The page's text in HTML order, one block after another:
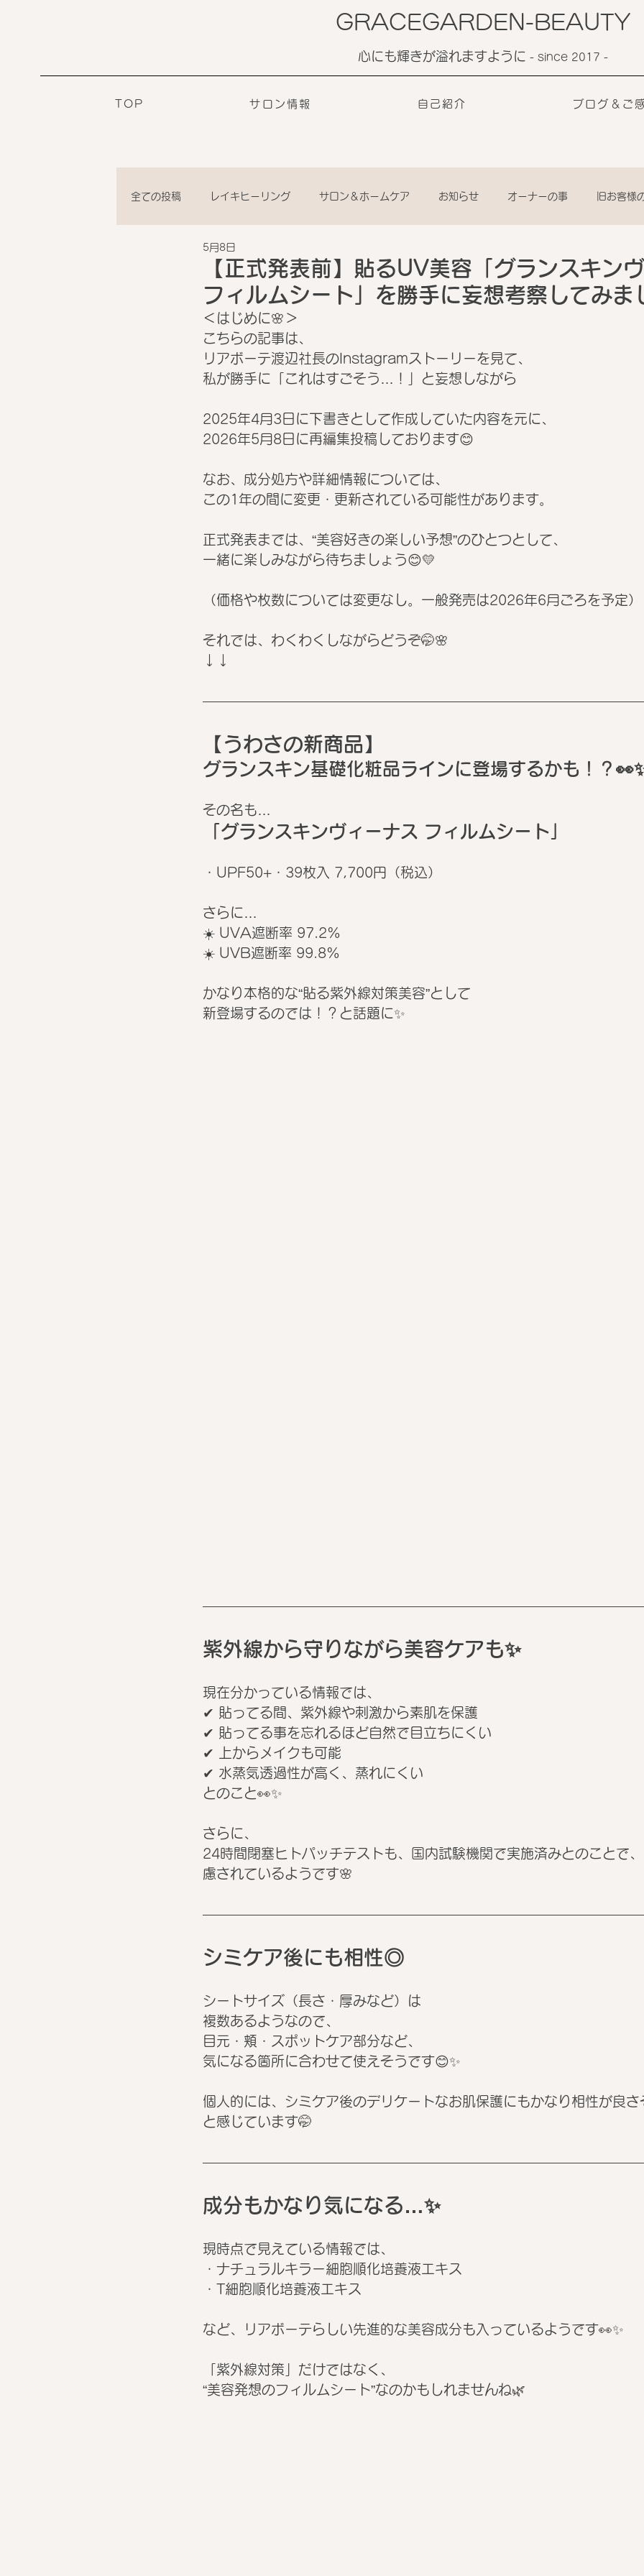
GRACEGARDEN-BEAUTY
心にも輝きが溢れますように ​- since 2017 -
TOP サロン情報 自己紹介 ブログ＆ご
全ての投稿 レイキヒーリング サロン＆ホームケア お知らせ オーナーの事 旧お客様
【正式発表前】貼るUV美容「グランスキン
フィルムシート」を勝手に妄想考察してみま
5月8日
＜はじめに🌸＞
こちらの記事は、
リアボーテ渡辺社長のInstagramストーリーを見て、
私が勝手に「これはすごそう…！」と妄想しながら
2025年4月3日に下書きとして作成していた内容を元に、
2026年5月8日に再編集投稿しております😊
なお、成分処方や詳細情報については、
この1年の間に変更・更新されている可能性があります。
正式発表までは、“美容好きの楽しい予想”のひとつとして、
一緒に楽しみながら待ちましょう😊💛
（価格や枚数については変更なし。一般発売は2026年6月ごろを予定）
それでは、わくわくしながらどうぞ🤭🌸
↓↓
【うわさの新商品】
グランスキン基礎化粧品ラインに登場するかも！？
その名も…
「グランスキンヴィーナス フィルムシート」
・UPF50+・39枚入 7,700円（税込）
さらに…
☀️ UVA遮断率 97.2%
☀️ UVB遮断率 99.8%
かなり本格的な“貼る紫外線対策美容”として
新登場するのでは！？と話題に✨
紫外線から守りながら美容ケアも✨
現在分かっている情報では、
✔ 貼ってる間、紫外線や刺激から素肌を保護
✔ 貼ってる事を忘れるほど自然で目立ちにくい
✔ 上からメイクも可能
✔ 水蒸気透過性が高く、蒸れにくい
とのこと👀✨
さらに、
24時間閉塞ヒトパッチテストも、国内試験機関で実施済みとのことで
慮されているようです🌸
シミケア後にも相性◎
シートサイズ（長さ・厚みなど）は
複数あるようなので、
目元・頬・スポットケア部分など、
気になる箇所に合わせて使えそうです😊✨
個人的には、シミケア後のデリケートなお肌保護にもかなり相性が良
と感じています🤭
成分もかなり気になる…✨
現時点で見えている情報では、
・ナチュラルキラー細胞順化培養液エキス
・T細胞順化培養液エキス
など、リアボーテらしい先進的な美容成分も入っているようです👀✨
「紫外線対策」だけではなく、
“美容発想のフィルムシート”なのかもしれませんね🌿